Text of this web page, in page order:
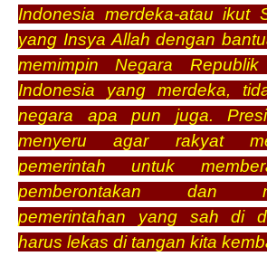
Indonesia merdeka-atau ikut
yang Insya Allah dengan
memimpin Negara
Indonesia yang merdeka,
negara apa pun juga.
menyeru agar rakyat
pemerintah untuk
pemberontakan dan
pemerintahan yang sah di
harus lekas di tangan kita